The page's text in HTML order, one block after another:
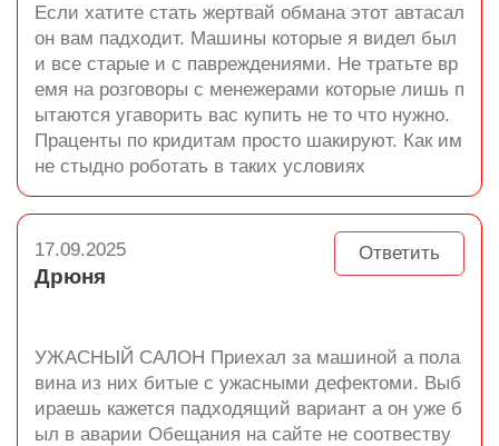
Если хатите стать жертвай обмана этот автасал
он вам падходит. Машины которые я видел был
и все старые и с павреждениями. Не тратьте вр
емя на розговоры с менежерами которые лишь п
ытаются угаворить вас купить не то что нужно.
Праценты по кридитам просто шакируют. Как им
не стыдно роботать в таких условиях
Ответить
17.09.2025
Дрюня
УЖАСНЫЙ САЛОН Приехал за машиной а пола
вина из них битые с ужасными дефектоми. Выб
ираешь кажется падходящий вариант а он уже б
ыл в аварии Обещания на сайте не соотвеству